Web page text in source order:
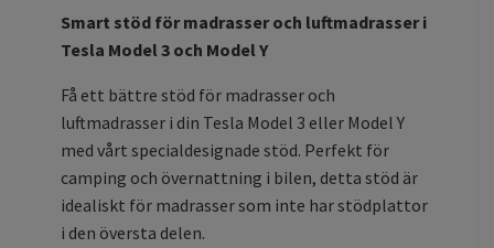
Smart stöd för madrasser och luftmadrasser i
Tesla Model 3 och Model Y
Få ett bättre stöd för madrasser och
luftmadrasser i din Tesla Model 3 eller Model Y
med vårt specialdesignade stöd. Perfekt för
camping och övernattning i bilen, detta stöd är
idealiskt för madrasser som inte har stödplattor
i den översta delen.